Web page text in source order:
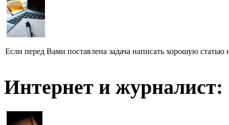
Если перед Вами поставлена задача написать хорошую
Интернет и журналист: